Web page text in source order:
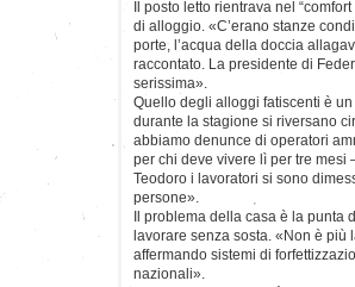
Il posto letto rientrava nel
di alloggio. «C’erano stanze
porte, l’acqua della doccia
raccontato. La presidente di
serissima».
Quello degli alloggi fatiscenti è
durante la stagione si riversano
abbiamo denunce di operatori
per chi deve vivere lì per tre mesi
Teodoro i lavoratori si sono
persone».
Il problema della casa è la punta
lavorare senza sosta. «Non è più
affermando sistemi di
nazionali».